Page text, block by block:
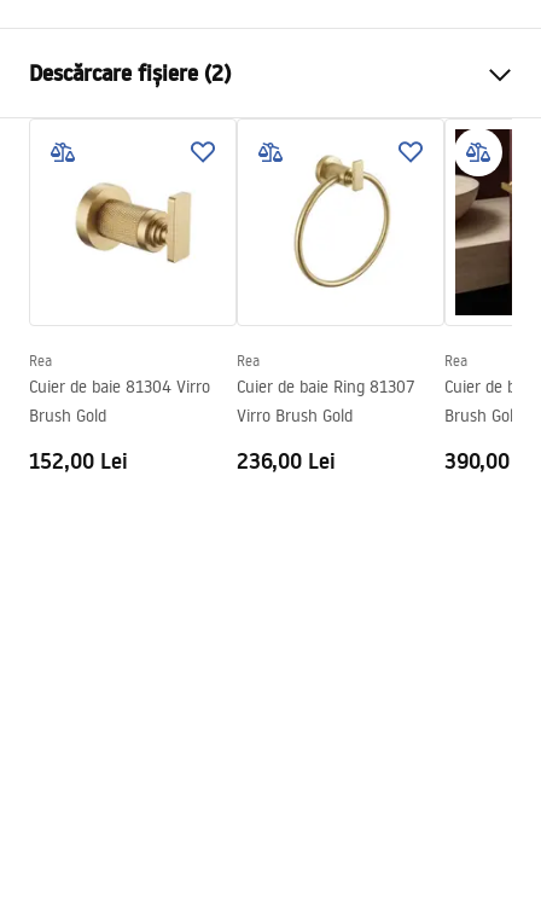
Material
Metodă de montaj
Cu șuruburi
Latime
42
mm
Inalime
42mm
Adâncime
65
Virro
Descărcare fișiere (2)
Condiții de garanție
Warranty_Terms_and_Conditions_Accessories_-_24.pdf
Informații de siguranță
Rea
Cuier de baie 81304 Virro
Brush Gold
152,00 Lei
Rea
Cuier de baie Ring 81307
Virro Brush Gold
236,00 Lei
Rea
Cuier de
Brush Gold
390,00